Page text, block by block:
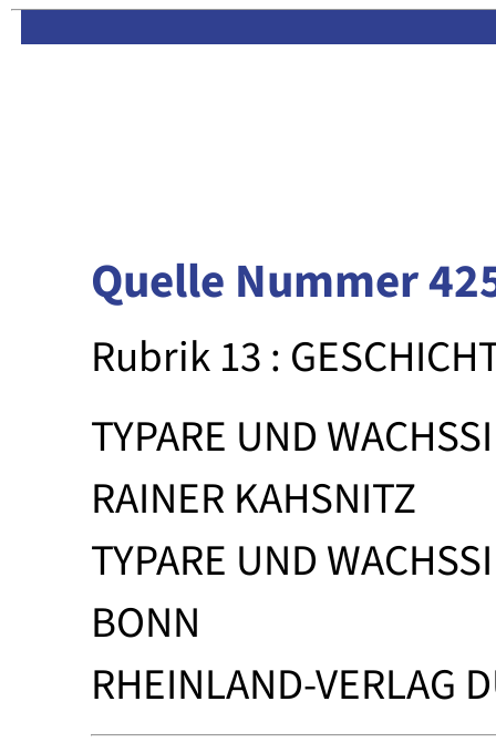
Quelle Nummer
Rubrik 13 :
TYPARE UND
RAINER KAHSNITZ
TYPARE UND
BONN
RHEINLAND-VERLAG